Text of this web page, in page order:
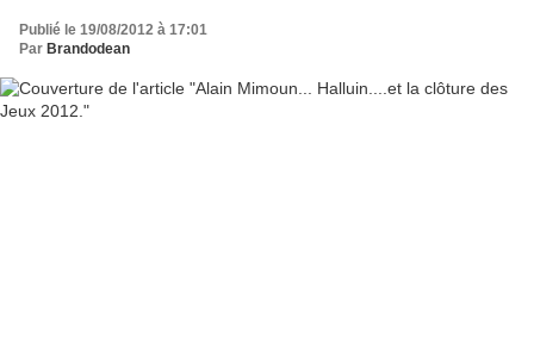
Publié le 19/08/2012 à 17:01
Par Brandodean